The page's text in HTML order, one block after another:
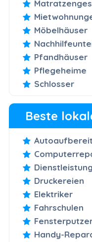
Möbelhäuser
Pfandhäuser
Pflegeheime
Schlosser
Beste
Druckereien
Elektriker
Fahrschulen
Handy-